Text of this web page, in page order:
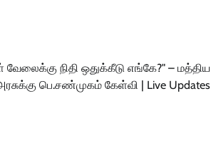
வேலைக்கு நிதி ஒதுக்கீடு எங்கே?" – மத்திய
பெ.சண்முகம் கேள்வி | Live Updates